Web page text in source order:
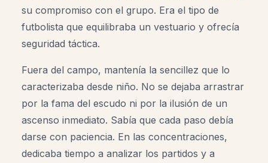
su compromiso con el grupo. Era el tipo de
futbolista que equilibraba un vestuario y ofrecía
seguridad táctica.
Fuera del campo, mantenía la sencillez que lo
caracterizaba desde niño. No se dejaba arrastrar
por la fama del escudo ni por la ilusión de un
ascenso inmediato. Sabía que cada paso debía
darse con paciencia. En las concentraciones,
dedicaba tiempo a analizar los partidos y a